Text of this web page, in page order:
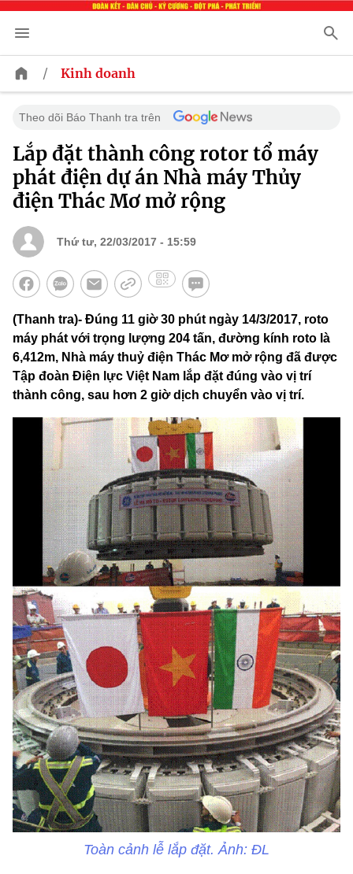
/ Kinh doanh
Theo dõi Báo Thanh tra trên
Lắp đặt thành công rotor tổ máy
phát điện dự án Nhà máy Thủy
điện Thác Mơ mở rộng
Thứ tư, 22/03/2017 - 15:59
(Thanh tra)- Đúng 11 giờ 30 phút ngày 14/3/2017, roto
máy phát với trọng lượng 204 tấn, đường kính roto là
6,412m, Nhà máy thuỷ điện Thác Mơ mở rộng đã được
Tập đoàn Điện lực Việt Nam lắp đặt đúng vào vị trí
thành công, sau hơn 2 giờ dịch chuyển vào vị trí.
Toàn cảnh lễ lắp đặt. Ảnh: ĐL